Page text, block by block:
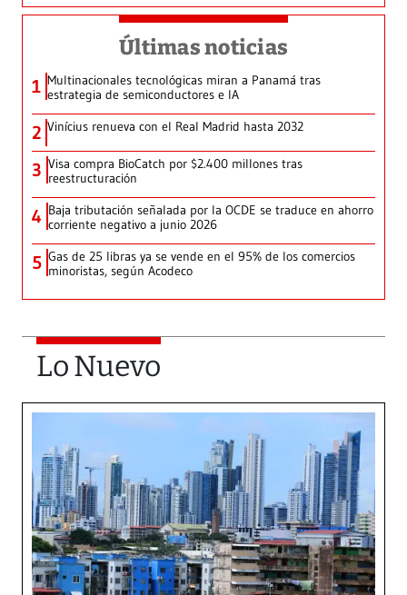
Últimas noticias
1 Multinacionales tecnológicas miran a Panamá tras
estrategia de semiconductores e IA
2 Vinícius renueva con el Real Madrid hasta 2032
3 Visa compra BioCatch por $2.400 millones tras
reestructuración
4 Baja tributación señalada por la OCDE se traduce en ahorro
corriente negativo a junio 2026
5 Gas de 25 libras ya se vende en el 95% de los comercios
minoristas, según Acodeco
Lo Nuevo